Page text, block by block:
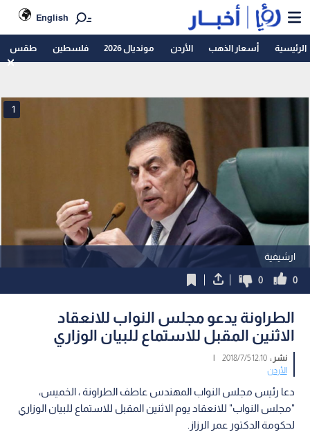
English
الرئيسية أسعار الذهب الأردن مونديال 2026 فلسطين طقس
ارشيفية
1
0
0
الطراونة يدعو مجلس النواب للانعقاد
الاثنين المقبل للاستماع للبيان الوزاري
نشر :12:10 2018/7/5
|
الأردن
دعا رئيس مجلس النواب المهندس عاطف الطراونة ، الخميس،
"مجلس النواب" للانعقاد يوم الاثنين المقبل للاستماع للبيان الوزاري
لحكومة الدكتور عمر الرزاز.